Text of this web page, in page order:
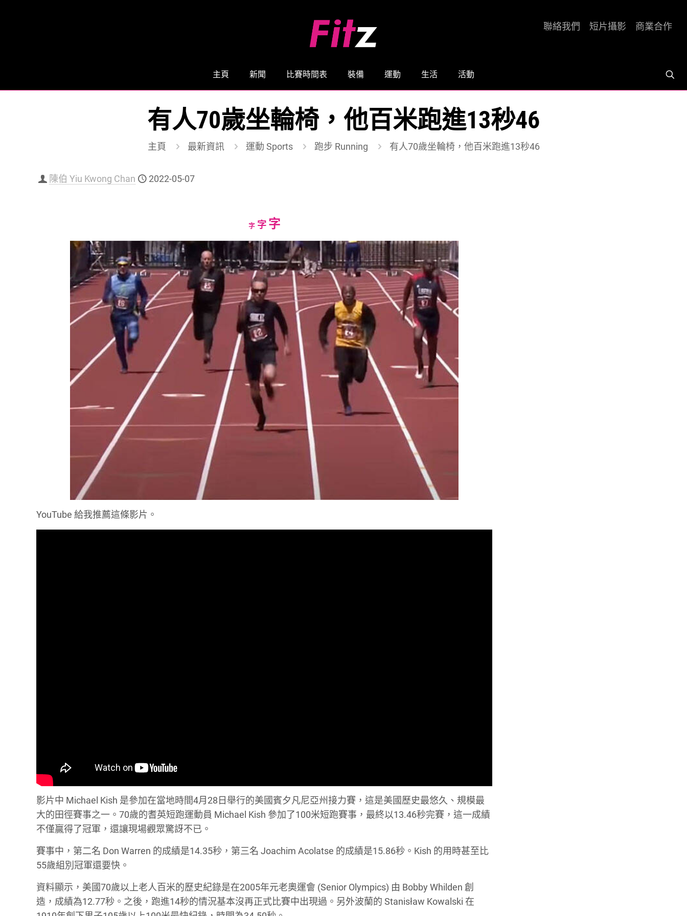
主頁 新聞 比賽時間表 裝備 運動 生活 活動
聯絡我們 短片攝影 商業合作
有人70歲坐輪椅，他百米跑進13秒46
主頁 最新資訊 運動 Sports 跑步 Running 有人70歲坐輪椅，他百米跑進13秒46
陳伯 Yiu Kwong Chan 2022-05-07
字Decrease
size.
字Reset
size.
字Increase
font
size.
YouTube 給我推薦這條影片。
影片中 Michael Kish 是參加在當地時間4月28日舉行的美國賓夕凡尼亞州接力賽，這是美國歷史最悠久、規模最
大的田徑賽事之一。70歲的耆英短跑運動員 Michael Kish 參加了100米短跑賽事，最終以13.46秒完賽，這一成績
不僅贏得了冠軍，還讓現場觀眾驚訝不已。
賽事中，第二名 Don Warren 的成績是14.35秒，第三名 Joachim Acolatse 的成績是15.86秒。Kish 的用時甚至比
55歲組別冠軍還要快。
資料顯示，美國70歲以上老人百米的歷史紀錄是在2005年元老奧運會 (Senior Olympics) 由 Bobby Whilden 創
造，成績為12.77秒。之後，跑進14秒的情況基本沒再正式比賽中出現過。另外波蘭的 Stanisław Kowalski 在